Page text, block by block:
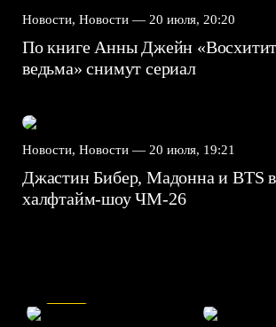
Новости, Новости — 20 июля, 20:20
По книге Анны Джейн
ведьма» снимут сериал
Новости, Новости — 20 июля, 19:21
Джастин Бибер, Мадонна и BTS
халфтайм-шоу ЧМ-26